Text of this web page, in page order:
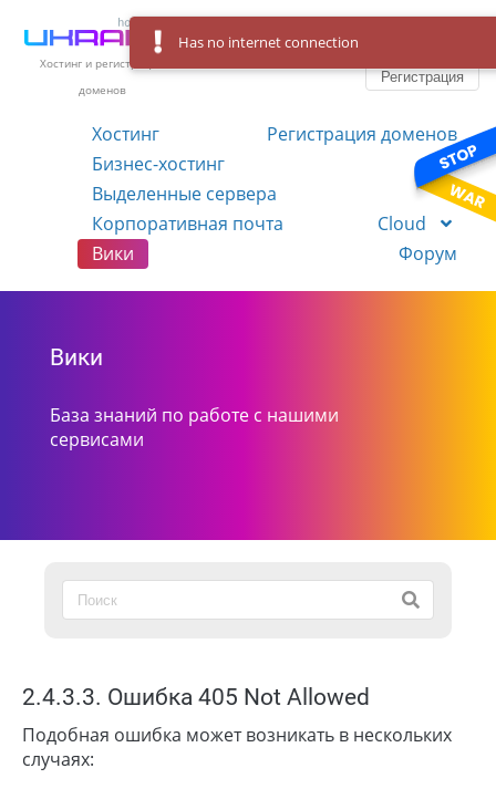
Хостинг и регистрация
доменов
Регистрация
Хостинг
Регистрация доменов
Бизнес-хостинг
VPS
Выделенные сервера
Корпоративная почта
Cloud
Вики
Форум
Вики
База знаний по работе с нашими
сервисами
2.4.3.3. Ошибка 405 Not Allowed
Подобная ошибка может возникать в нескольких
случаях:
Has no internet connection